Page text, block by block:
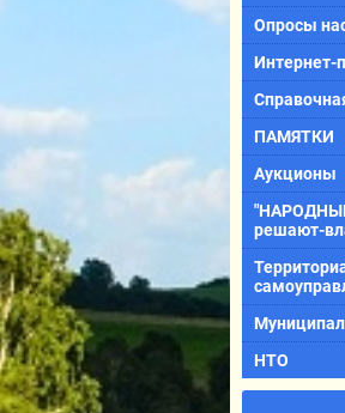
Опросы
Интернет-
ПАМЯТКИ
Аукционы
решают-
НТО